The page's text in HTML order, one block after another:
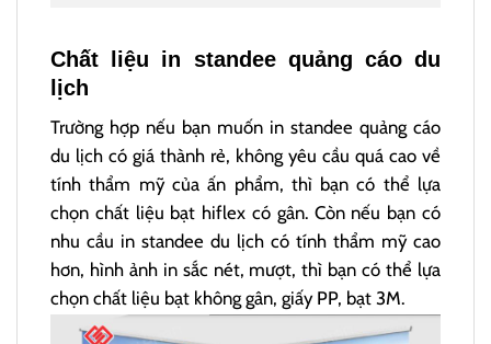
Chất liệu in standee quảng cáo du
lịch
Trường hợp nếu bạn muốn in standee quảng cáo
du lịch có giá thành rẻ, không yêu cầu quá cao về
tính thẩm mỹ của ấn phẩm, thì bạn có thể lựa
chọn chất liệu bạt hiflex có gân. Còn nếu bạn có
nhu cầu in standee du lịch có tính thẩm mỹ cao
hơn, hình ảnh in sắc nét, mượt, thì bạn có thể lựa
chọn chất liệu bạt không gân, giấy PP, bạt 3M.